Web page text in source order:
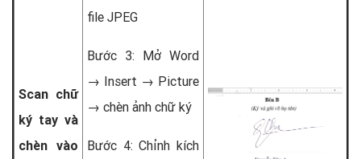
Scan chữ
ký tay và
chèn vào
file JPEG
Bước 3: Mở Word
→ Insert → Picture
→ chèn ảnh chữ ký
Bước 4: Chỉnh kích